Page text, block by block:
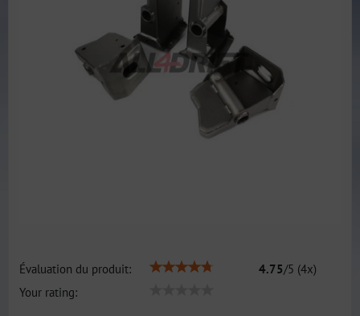
Évaluation du produit: 4.75/5 (4x)
Your rating: